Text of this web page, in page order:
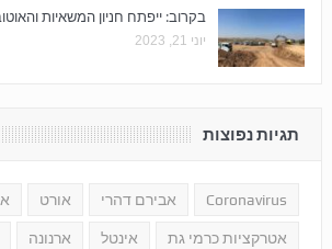
בקרוב: ייפתח חניון המשאיות
יוני 21, 2023
תגיות נפוצות
Coronavirus אבירם דהרי אורט
אטרקציות כרמי גת אינטל ארנונה